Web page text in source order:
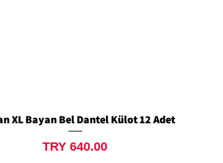
Quick View
XL Bayan Bel Dantel Külot 12 Adet
Price
TRY 640.00